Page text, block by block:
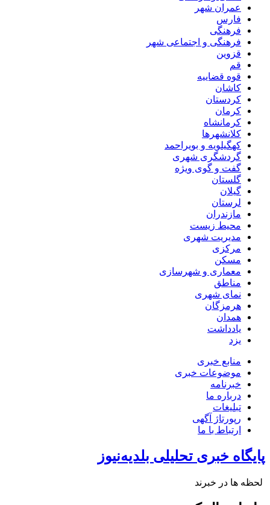
عمران شهر
فارس
فرهنگی
فرهنگی و اجتماعی شهر
قزوین
قم
قوه قضاییه
کاشان
کردستان
کرمان
کرمانشاه
کلانشهرها
کهگیلویه و بویراحمد
گردشگری شهری
گفت و گوی ویژه
گلستان
گیلان
لرستان
مازندران
محیط زیست
مدیریت شهری
مرکزی
مسکن
معماری و شهرسازی
مناطق
نمای شهری
هرمزگان
همدان
یادداشت
یزد
منابع خبری
موضوعات خبری
خبرنامه
درباره ما
تبلیغات
رپورتاژ آگهی
ارتباط با ما
پایگاه خبری تحلیلی بلدیه‌نیوز
لحظه ها در خبرند